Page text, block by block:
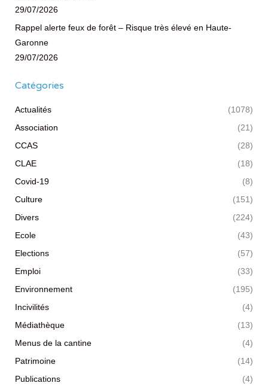
29/07/2026
Rappel alerte feux de forêt – Risque très élevé en Haute-
Garonne
29/07/2026
Catégories
Actualités
(1078)
Association
(21)
CCAS
(28)
CLAE
(18)
Covid-19
(8)
Culture
(151)
Divers
(224)
Ecole
(43)
Elections
(57)
Emploi
(33)
Environnement
(195)
Incivilités
(4)
Médiathèque
(13)
Menus de la cantine
(4)
Patrimoine
(14)
Publications
(4)